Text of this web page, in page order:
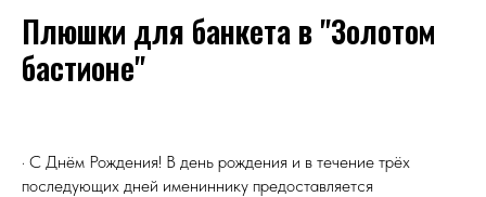
Плюшки для банкета в "Золотом
бастионе"
· С Днём Рождения! В день рождения и в течение трёх
последующих дней имениннику предоставляется